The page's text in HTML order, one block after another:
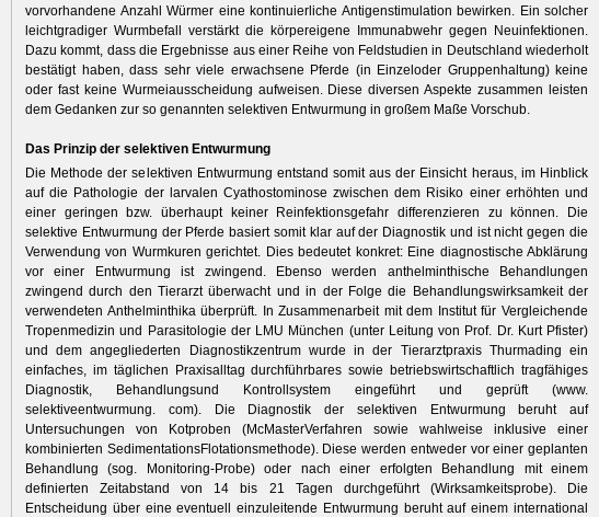
vorvorhandene Anzahl Würmer eine kontinuierliche Antigenstimulation bewirken. Ein solcher
leichtgradiger Wurmbefall verstärkt die körpereigene Immunabwehr gegen Neuinfektionen.
Dazu kommt, dass die Ergebnisse aus einer Reihe von Feldstudien in Deutschland wiederholt
bestätigt haben, dass sehr viele erwachsene Pferde (in Einzeloder Gruppenhaltung) keine
oder fast keine Wurmeiausscheidung aufweisen. Diese diversen Aspekte zusammen leisten
dem Gedanken zur so genannten selektiven Entwurmung in großem Maße Vorschub.
Das Prinzip der selektiven Entwurmung
Die Methode der selektiven Entwurmung entstand somit aus der Einsicht heraus, im Hinblick
auf die Pathologie der larvalen Cyathostominose zwischen dem Risiko einer erhöhten und
einer geringen bzw. überhaupt keiner Reinfektionsgefahr differenzieren zu können. Die
selektive Entwurmung der Pferde basiert somit klar auf der Diagnostik und ist nicht gegen die
Verwendung von Wurmkuren gerichtet. Dies bedeutet konkret: Eine diagnostische Abklärung
vor einer Entwurmung ist zwingend. Ebenso werden anthelminthische Behandlungen
zwingend durch den Tierarzt überwacht und in der Folge die Behandlungswirksamkeit der
verwendeten Anthelminthika überprüft. In Zusammenarbeit mit dem Institut für Vergleichende
Tropenmedizin und Parasitologie der LMU München (unter Leitung von Prof. Dr. Kurt Pfister)
und dem angegliederten Diagnostikzentrum wurde in der Tierarztpraxis Thurmading ein
einfaches, im täglichen Praxisalltag durchführbares sowie betriebswirtschaftlich tragfähiges
Diagnostik, Behandlungsund Kontrollsystem eingeführt und geprüft (www.
selektiveentwurmung. com). Die Diagnostik der selektiven Entwurmung beruht auf
Untersuchungen von Kotproben (McMasterVerfahren sowie wahlweise inklusive einer
kombinierten SedimentationsFlotationsmethode). Diese werden entweder vor einer geplanten
Behandlung (sog. Monitoring-Probe) oder nach einer erfolgten Behandlung mit einem
definierten Zeitabstand von 14 bis 21 Tagen durchgeführt (Wirksamkeitsprobe). Die
Entscheidung über eine eventuell einzuleitende Entwurmung beruht auf einem international